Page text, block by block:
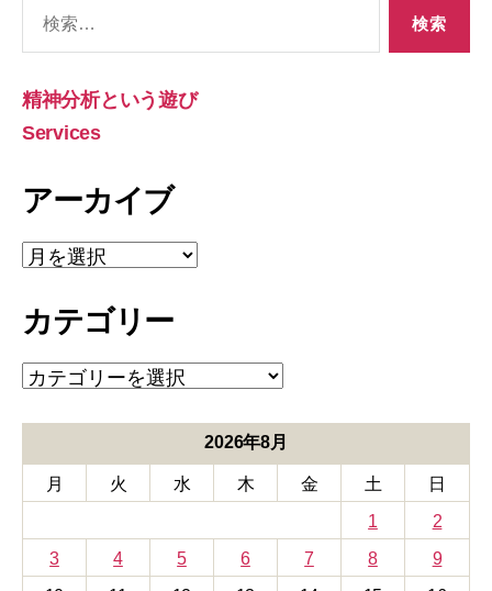
象:
精神分析という遊び
Services
アーカイブ
ア
ー
イ
カテゴリー
カ
テ
ー
2026年8月
月 火 水 木 金 土
日
1
2
3
4 5 6 7 8
9